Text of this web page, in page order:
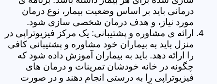
درمانی باید بر اساس وضعیت بیمار، نوع درمان
مورد نیاز، و هدف درمان شخصی سازی شود.
ارائه ی مشاوره و پشتیبانی: یک مرکز فیزیوتراپی در
منزل باید به بیماران خود مشاوره و پشتیبانی کافی
را ارائه دهد. باید به بیماران آموزش داده شود که
چگونه در خانه خودشان تمرینات و درمان های
فیزیوتراپی را به درستی انجام دهند و در صورت